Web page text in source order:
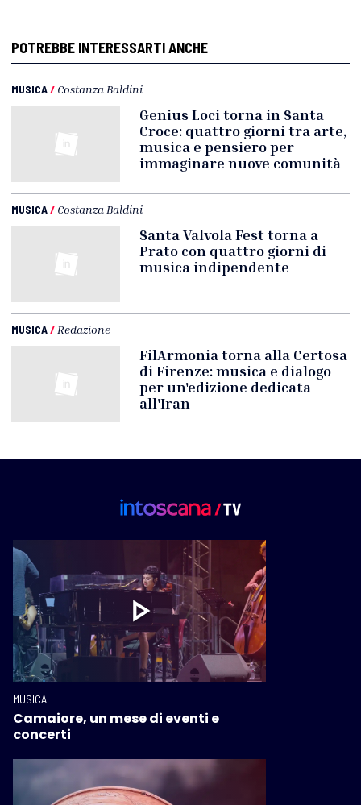
POTREBBE INTERESSARTI ANCHE
MUSICA/ Costanza Baldini
Genius Loci torna in Santa
Croce: quattro giorni tra arte,
musica e pensiero per
immaginare nuove comunità
MUSICA/ Costanza Baldini
Santa Valvola Fest torna a
Prato con quattro giorni di
musica indipendente
MUSICA/ Redazione
FilArmonia torna alla Certosa
di Firenze: musica e dialogo
per un'edizione dedicata
all'Iran
MUSICA
Camaiore, un mese di eventi e
concerti